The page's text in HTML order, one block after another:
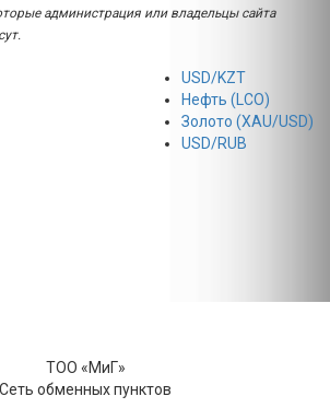
администрация или владельцы сайта
USD/KZT
Нефть (LCO)
Золото (XAU/USD)
USD/RUB
ТОО «МиГ»
Сеть обменных пунктов